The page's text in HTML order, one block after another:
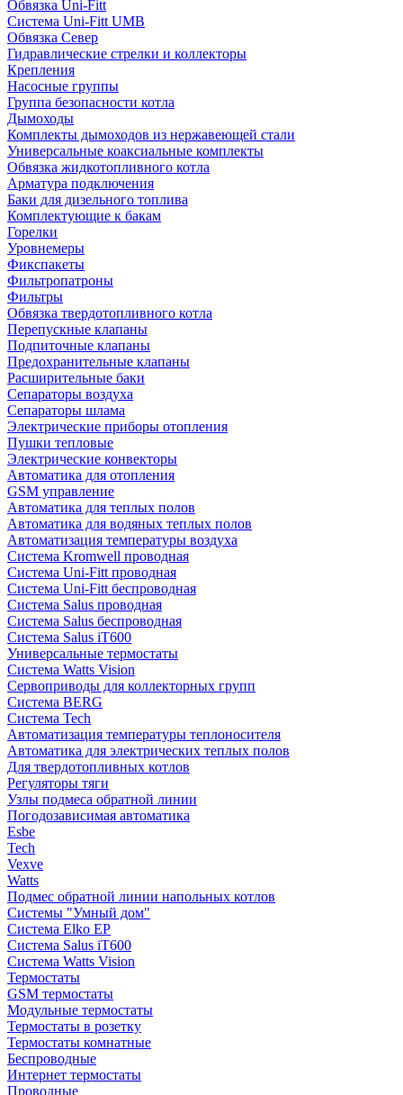
Обвязка Uni-Fitt
Система Uni-Fitt UMB
Обвязка Север
Гидравлические стрелки и коллекторы
Крепления
Насосные группы
Группа безопасности котла
Дымоходы
Комплекты дымоходов из нержавеющей стали
Универсальные коаксиальные комплекты
Обвязка жидкотопливного котла
Арматура подключения
Баки для дизельного топлива
Комплектующие к бакам
Горелки
Уровнемеры
Фикспакеты
Фильтропатроны
Фильтры
Обвязка твердотопливного котла
Перепускные клапаны
Подпиточные клапаны
Предохранительные клапаны
Расширительные баки
Сепараторы воздуха
Сепараторы шлама
Электрические приборы отопления
Пушки тепловые
Электрические конвекторы
Автоматика для отопления
GSM управление
Автоматика для теплых полов
Автоматика для водяных теплых полов
Автоматизация температуры воздуха
Система Kromwell проводная
Система Uni-Fitt проводная
Система Uni-Fitt беспроводная
Система Salus проводная
Система Salus беспроводная
Система Salus iT600
Универсальные термостаты
Система Watts Vision
Сервоприводы для коллекторных групп
Система BERG
Система Tech
Автоматизация температуры теплоносителя
Автоматика для электрических теплых полов
Для твердотопливных котлов
Регуляторы тяги
Узлы подмеса обратной линии
Погодозависимая автоматика
Esbe
Tech
Vexve
Watts
Подмес обратной линии напольных котлов
Системы "Умный дом"
Система Elko EP
Система Salus iT600
Система Watts Vision
Термостаты
GSM термостаты
Модульные термостаты
Термостаты в розетку
Термостаты комнатные
Беспроводные
Интернет термостаты
Проводные